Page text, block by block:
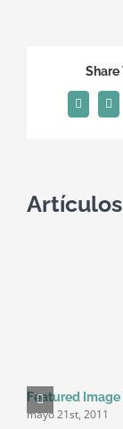
Share
Facebook
X
Featured
mayo 21st, 2011